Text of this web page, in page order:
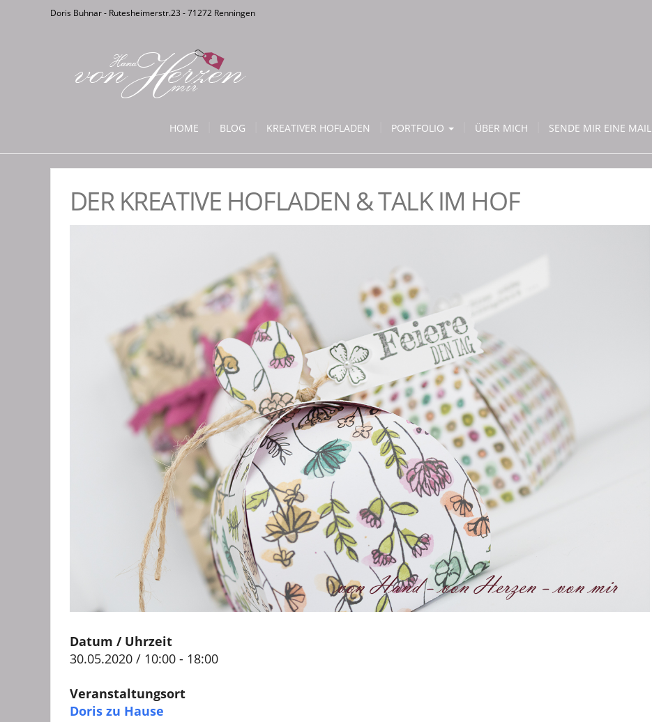
Doris Buhnar - Rutesheimerstr.23 - 71272 Renningen
HOME BLOG KREATIVER HOFLADEN PORTFOLIO ÜBER MICH SENDE MIR EINE MAIL
DER KREATIVE HOFLADEN & TALK IM HOF
Datum / Uhrzeit
30.05.2020 / 10:00 - 18:00
Veranstaltungsort
Doris zu Hause